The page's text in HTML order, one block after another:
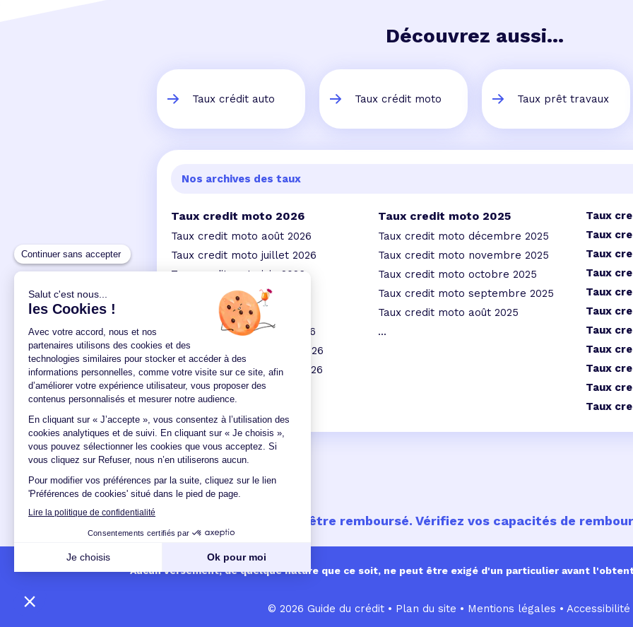
Découvrez aussi...
Taux crédit auto Taux crédit moto Taux prêt travaux
Nos archives des taux
Taux credit moto 2026
Taux credit moto août 2026
Taux credit moto juillet 2026
Taux credit moto juin 2026
Taux credit moto mai 2026
Taux credit moto avril 2026
Taux credit moto mars 2026
Taux credit moto février 2026
Taux credit moto janvier 2026
Taux credit moto 2025
Taux credit moto décembre 2025
Taux credit moto novembre 2025
Taux credit moto octobre 2025
Taux credit moto septembre 2025
Taux credit moto août 2025
...
Taux
Taux
Taux
Taux
Taux
Taux
Taux
Taux
Taux
Taux
Taux
Un crédit vous engage et doit être remboursé. Vérifiez vos capacités de
Aucun versement, de quelque nature que ce soit, ne peut être exigé d'un particulier avant
© 2026 Guide du crédit • Plan du site • Mentions légales • Accessibilité